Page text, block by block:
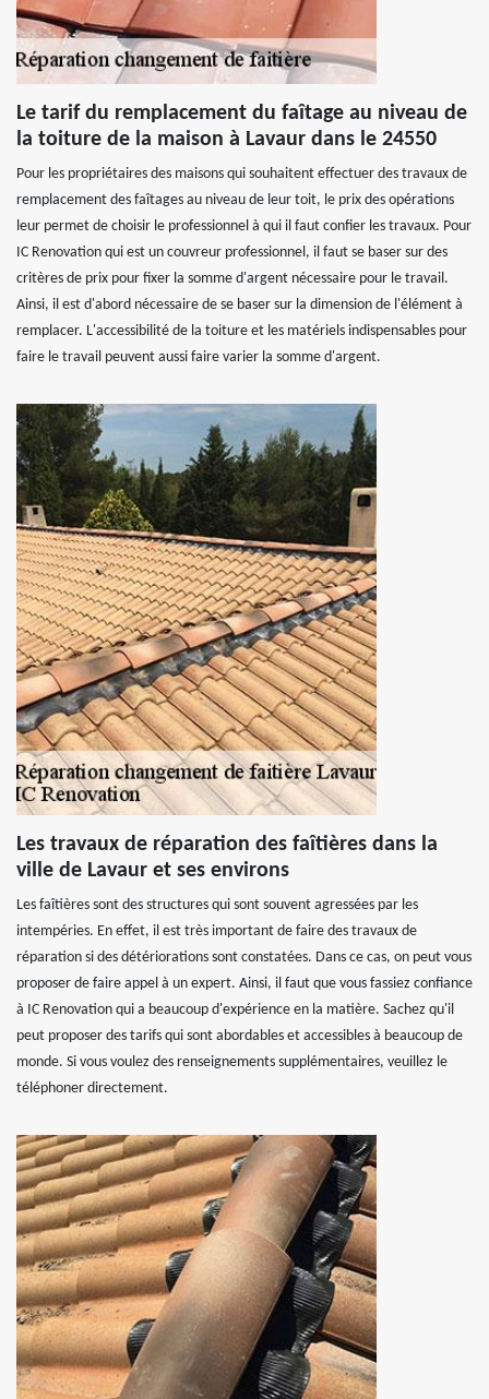
Le tarif du remplacement du faîtage au niveau de
la toiture de la maison à Lavaur dans le 24550
Pour les propriétaires des maisons qui souhaitent effectuer des travaux de
remplacement des faîtages au niveau de leur toit, le prix des opérations
leur permet de choisir le professionnel à qui il faut confier les travaux. Pour
IC Renovation qui est un couvreur professionnel, il faut se baser sur des
critères de prix pour fixer la somme d'argent nécessaire pour le travail.
Ainsi, il est d'abord nécessaire de se baser sur la dimension de l'élément à
remplacer. L'accessibilité de la toiture et les matériels indispensables pour
faire le travail peuvent aussi faire varier la somme d'argent.
Les travaux de réparation des faîtières dans la
ville de Lavaur et ses environs
Les faîtières sont des structures qui sont souvent agressées par les
intempéries. En effet, il est très important de faire des travaux de
réparation si des détériorations sont constatées. Dans ce cas, on peut vous
proposer de faire appel à un expert. Ainsi, il faut que vous fassiez confiance
à IC Renovation qui a beaucoup d'expérience en la matière. Sachez qu'il
peut proposer des tarifs qui sont abordables et accessibles à beaucoup de
monde. Si vous voulez des renseignements supplémentaires, veuillez le
téléphoner directement.